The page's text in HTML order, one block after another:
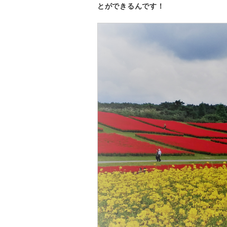
とができるんです！